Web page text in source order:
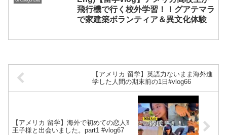
飛行機で行く校外学習！！グアテマラ
で家建築ボランティア＆異文化体験
【アメリカ 留学】英語力ないまま海外進
学した人間の期末前の1日#vlog66
【アメリカ 留学】海外で初めての恋人⁈
王子様と出会いました。part1 #vlog67